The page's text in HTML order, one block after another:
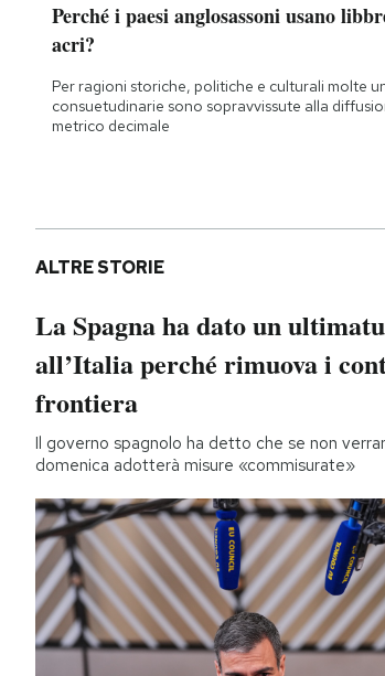
Perché i paesi anglosassoni usano
acri?
Per ragioni storiche, politiche e culturali molte
consuetudinarie sono sopravvissute alla
metrico decimale
ALTRE STORIE
La Spagna ha dato un
all’Italia perché rimuova i
frontiera
Il governo spagnolo ha detto che se non
domenica adotterà misure «commisurate»